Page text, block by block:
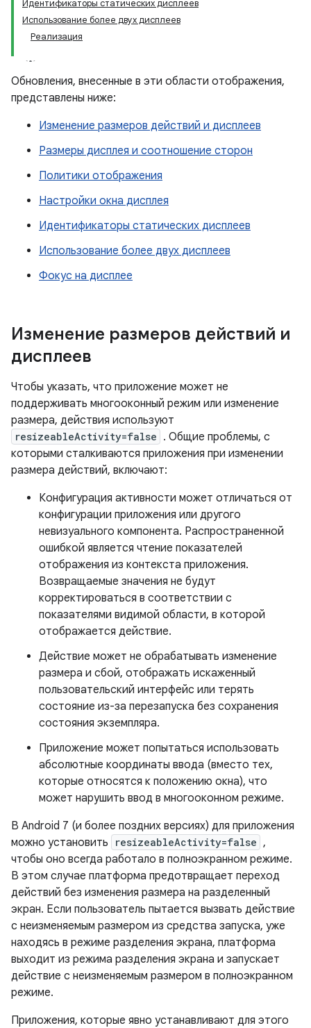
Идентификаторы статических дисплеев
Использование более двух дисплеев
Реализация
Обновления, внесенные в эти области отображения,
представлены ниже:
Изменение размеров действий и дисплеев
Размеры дисплея и соотношение сторон
Политики отображения
Настройки окна дисплея
Идентификаторы статических дисплеев
Использование более двух дисплеев
Фокус на дисплее
Изменение размеров действий и
дисплеев
Чтобы указать, что приложение может не
поддерживать многооконный режим или изменение
размера, действия используют
resizeableActivity=false . Общие проблемы, с
которыми сталкиваются приложения при изменении
размера действий, включают:
Конфигурация активности может отличаться от
конфигурации приложения или другого
невизуального компонента. Распространенной
ошибкой является чтение показателей
отображения из контекста приложения.
Возвращаемые значения не будут
корректироваться в соответствии с
показателями видимой области, в которой
отображается действие.
Действие может не обрабатывать изменение
размера и сбой, отображать искаженный
пользовательский интерфейс или терять
состояние из-за перезапуска без сохранения
состояния экземпляра.
Приложение может попытаться использовать
абсолютные координаты ввода (вместо тех,
которые относятся к положению окна), что
может нарушить ввод в многооконном режиме.
В Android 7 (и более поздних версиях) для приложения
можно установить
resizeableActivity=false ,
чтобы оно всегда работало в полноэкранном режиме.
В этом случае платформа предотвращает переход
действий без изменения размера на разделенный
экран. Если пользователь пытается вызвать действие
с неизменяемым размером из средства запуска, уже
находясь в режиме разделения экрана, платформа
выходит из режима разделения экрана и запускает
действие с неизменяемым размером в полноэкранном
режиме.
Приложения, которые явно устанавливают для этого